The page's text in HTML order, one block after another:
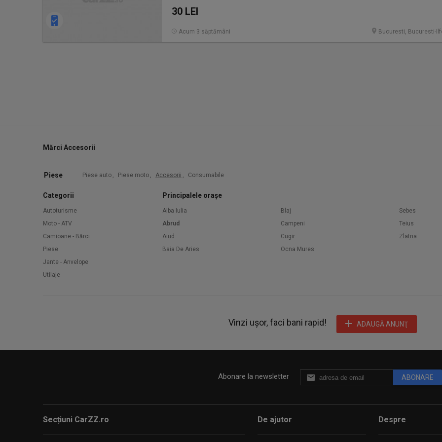
30 LEI
Bucuresti, Bucuresti-
Acum 3 săptămâni
Mărci Accesorii
Piese Piese auto , Piese moto , Accesorii , Consumabile
Categorii
Autoturisme
Moto - ATV
Camioane - Bărci
Piese
Jante - Anvelope
Utilaje
Principalele orașe
Alba Iulia
Abrud
Aiud
Baia De Aries
Blaj
Campeni
Cugir
Ocna Mures
Sebes
Teius
Zlatna
Vinzi ușor, faci bani rapid! ADAUGĂ ANUNŢ
Abonare la newsletter ABONARE
Secțiuni CarZZ.ro De ajutor Despre